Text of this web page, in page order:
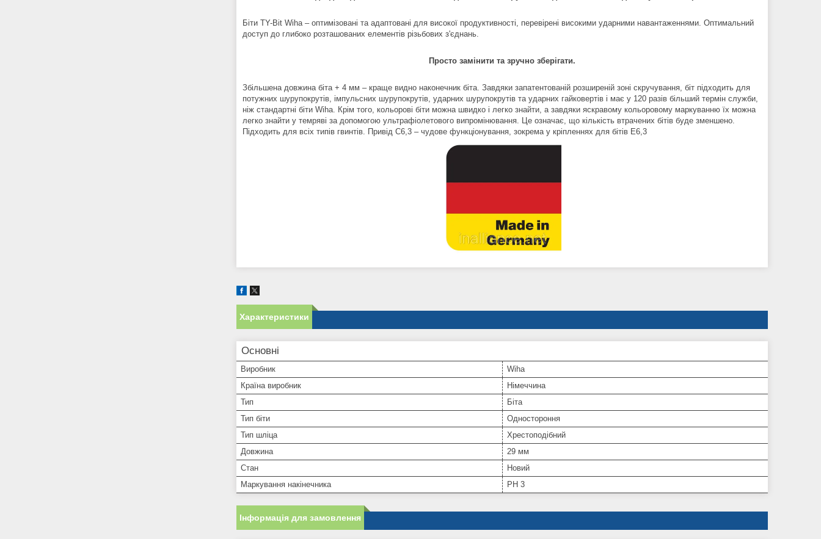
Біти TY-Bit Wiha – оптимізовані та адаптовані для високої продуктивності, перевірені високими ударними навантаженнями. Оптимальний
доступ до глибоко розташованих елементів різьбових з'єднань.
Просто замінити та зручно зберігати.
Збільшена довжина біта + 4 мм – краще видно наконечник біта. Завдяки запатентованій розширеній зоні скручування, біт підходить для
потужних шурупокрутів, імпульсних шурупокрутів, ударних шурупокрутів та ударних гайковертів і має у 120 разів більший термін служби,
ніж стандартні біти Wiha. Крім того, кольорові біти можна швидко і легко знайти, а завдяки яскравому кольоровому маркуванню їх можна
легко знайти у темряві за допомогою ультрафіолетового випромінювання. Це означає, що кількість втрачених бітів буде зменшено.
Підходить для всіх типів гвинтів. Привід C6,3 – чудове функціонування, зокрема у кріпленнях для бітів E6,3
Характеристики
Основні
Виробник
Wiha
Країна виробник
Німеччина
Тип
Біта
Тип біти
Одностороння
Тип шліца
Хрестоподібний
Довжина
29 мм
Стан
Новий
Маркування накінечника
PH 3
Інформація для замовлення